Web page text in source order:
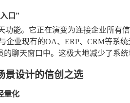
口”
能。它正在演变为连接企业所有
企业现有的OA、ERP、CRM等系
聊天窗口中。这极大地减少了系
景设计的信创之选
量化